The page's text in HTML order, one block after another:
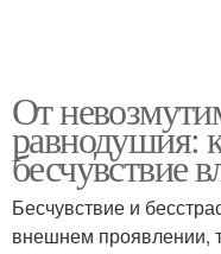
От
равнодушия:
бесчувствие
Бесчувствие и
внешнем проявлении,